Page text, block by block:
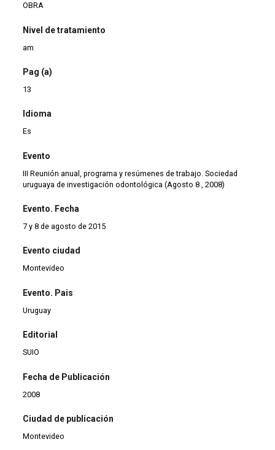
OBRA
Nivel de tratamiento
am
Pag (a)
13
Idioma
Es
Evento
III Reunión anual, programa y resúmenes de trabajo. Sociedad
uruguaya de investigación odontológica (Agosto 8 , 2008)
Evento. Fecha
7 y 8 de agosto de 2015
Evento ciudad
Montevideo
Evento. Pais
Uruguay
Editorial
SUIO
Fecha de Publicación
2008
Ciudad de publicación
Montevideo